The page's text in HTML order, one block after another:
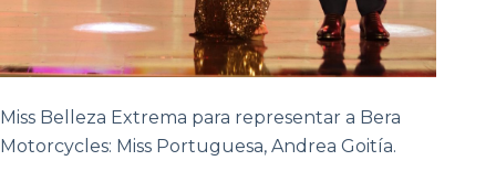
Miss Belleza Extrema para representar a Bera
Motorcycles: Miss Portuguesa, Andrea Goitía.